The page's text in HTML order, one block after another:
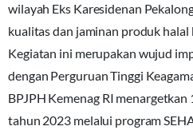
wilayah Eks Karesidenan
kualitas dan jaminan produk halal
Kegiatan ini merupakan wujud
dengan Perguruan Tinggi
BPJPH Kemenag RI
tahun 2023 melalui program